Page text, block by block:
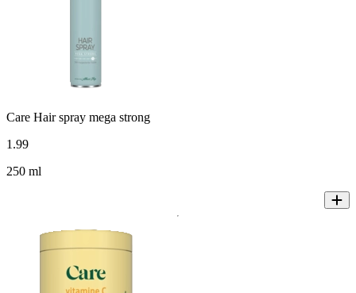
Care Hair spray mega strong
1 .99
250 ml